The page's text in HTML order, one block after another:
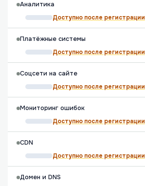
Аналитика
Доступно после регистрации
Платёжные системы
Доступно после регистрации
Соцсети на сайте
Доступно после регистрации
Мониторинг ошибок
Доступно после регистрации
CDN
Доступно после регистрации
Домен и DNS